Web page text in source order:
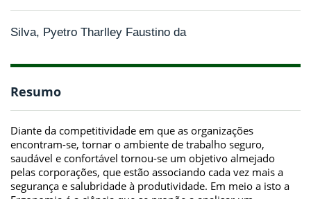
Silva, Pyetro Tharlley Faustino da
Resumo
Diante da competitividade em que as organizações
encontram-se, tornar o ambiente de trabalho seguro,
saudável e confortável tornou-se um objetivo almejado
pelas corporações, que estão associando cada vez mais a
segurança e salubridade à produtividade. Em meio a isto a